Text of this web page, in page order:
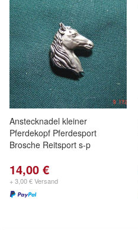
Anstecknadel kleiner
Pferdekopf Pferdesport
Brosche Reitsport s-p
14,00 €
+ 3,00 € Versand